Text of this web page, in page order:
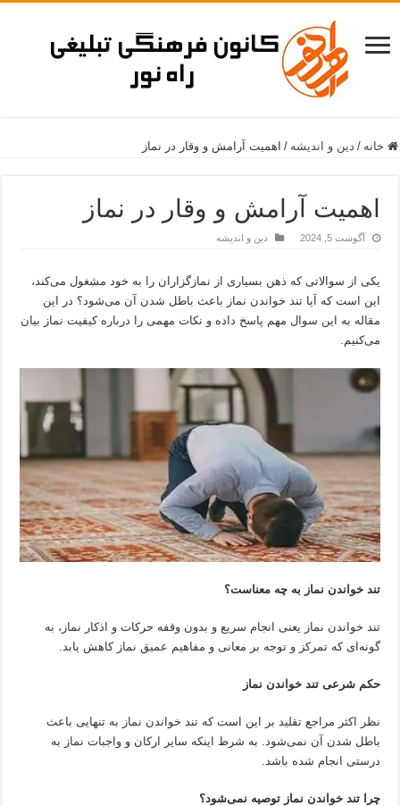
خانه / دین و اندیشه / اهمیت آرامش و وقار در نماز
اهمیت آرامش و وقار در نماز
آگوست 5, 2024 دین و اندیشه
یکی از سوالاتی که ذهن بسیاری از نمازگزاران را به خود مشغول می‌کند،
این است که آیا تند خواندن نماز باعث باطل شدن آن می‌شود؟ در این
مقاله به این سوال مهم پاسخ داده و نکات مهمی را درباره کیفیت نماز بیان
می‌کنیم.
تند خواندن نماز به چه معناست؟
تند خواندن نماز یعنی انجام سریع و بدون وقفه حرکات و اذکار نماز، به
گونه‌ای که تمرکز و توجه بر معانی و مفاهیم عمیق نماز کاهش یابد.
حکم شرعی تند خواندن نماز
نظر اکثر مراجع تقلید بر این است که تند خواندن نماز به تنهایی باعث
باطل شدن آن نمی‌شود. به شرط اینکه سایر ارکان و واجبات نماز به
درستی انجام شده باشد.
چرا تند خواندن نماز توصیه نمی‌شود؟